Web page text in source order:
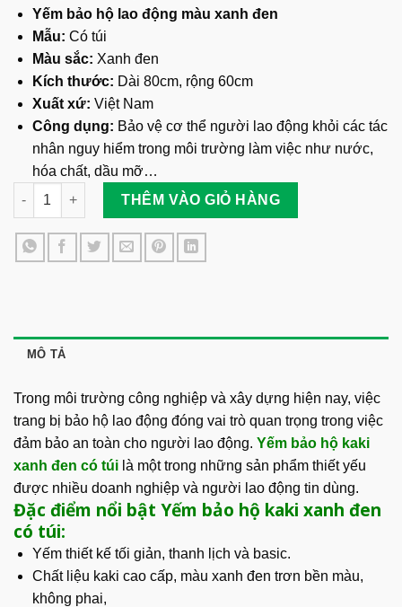
Yếm bảo hộ lao động màu xanh đen
Mẫu: Có túi
Màu sắc: Xanh đen
Kích thước: Dài 80cm, rộng 60cm
Xuất xứ: Việt Nam
Công dụng: Bảo vệ cơ thể người lao động khỏi các tác
nhân nguy hiểm trong môi trường làm việc như nước,
hóa chất, dầu mỡ…
Yếm Bảo Hộ Kaki Xanh Đen Có Túi số lượng
THÊM VÀO GIỎ HÀNG
MÔ TẢ
Trong môi trường công nghiệp và xây dựng hiện nay, việc
trang bị bảo hộ lao động đóng vai trò quan trọng trong việc
đảm bảo an toàn cho người lao động. Yếm bảo hộ kaki
xanh đen có túi là một trong những sản phẩm thiết yếu
được nhiều doanh nghiệp và người lao động tin dùng.
Đặc điểm nổi bật Yếm bảo hộ kaki xanh đen
có túi:
Yếm thiết kế tối giản, thanh lịch và basic.
Chất liệu kaki cao cấp, màu xanh đen trơn bền màu,
không phai,